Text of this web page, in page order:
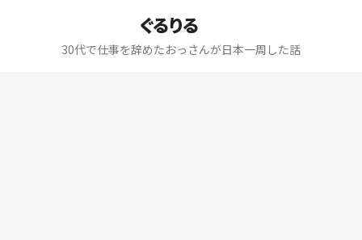
ぐるりる
30代で仕事を辞めたおっさんが日本一周した話